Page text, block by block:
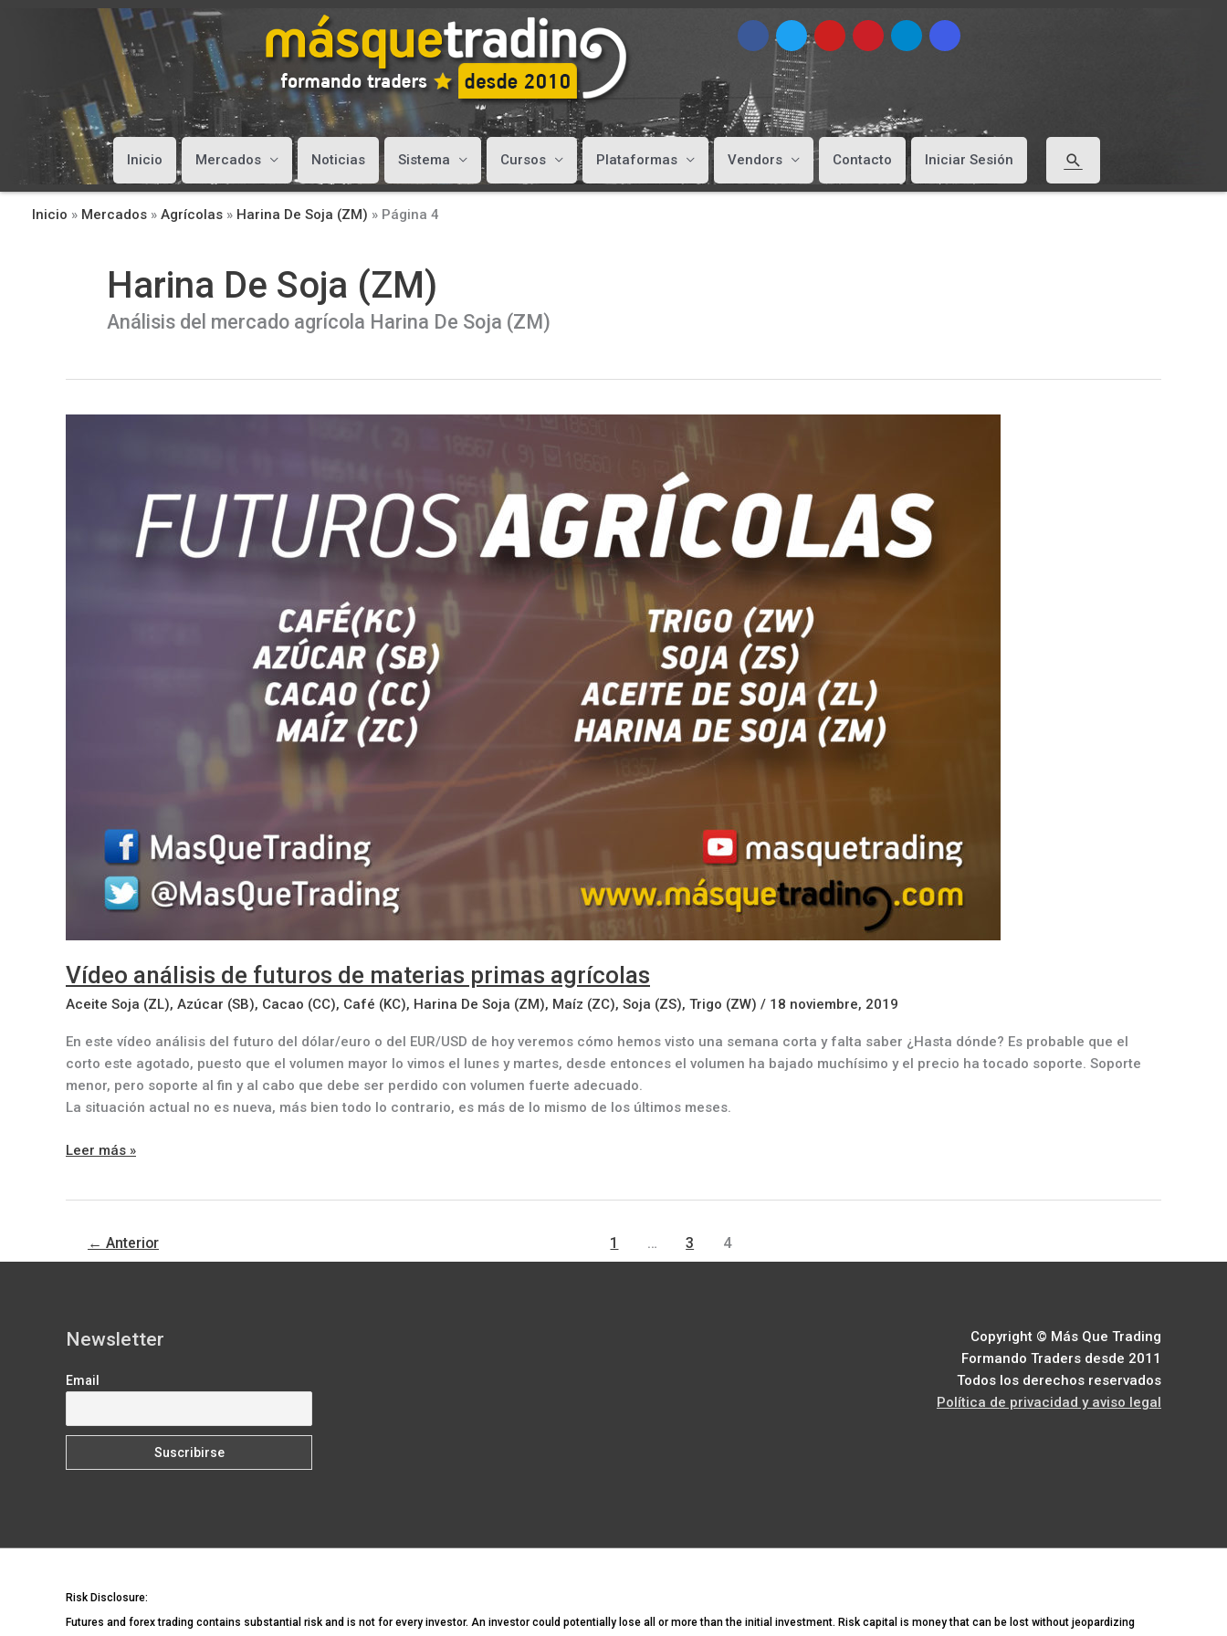
Inicio Mercados Noticias Sistema Cursos Plataformas Vendors Contacto Iniciar Sesión Buscar
Inicio » Mercados » Agrícolas » Harina De Soja (ZM) » Página 4
Harina De Soja (ZM)
Análisis del mercado agrícola Harina De Soja (ZM)
Vídeo análisis de futuros de materias primas agrícolas
Aceite Soja (ZL), Azúcar (SB), Cacao (CC), Café (KC), Harina De Soja (ZM), Maíz (ZC), Soja (ZS), Trigo (ZW) / 18 noviembre, 2019
En este vídeo análisis del futuro del dólar/euro o del EUR/USD de hoy veremos cómo hemos visto una semana corta y falta saber ¿Hasta dónde? Es probable que el
corto este agotado, puesto que el volumen mayor lo vimos el lunes y martes, desde entonces el volumen ha bajado muchísimo y el precio ha tocado soporte. Soporte
menor, pero soporte al fin y al cabo que debe ser perdido con volumen fuerte adecuado.
La situación actual no es nueva, más bien todo lo contrario, es más de lo mismo de los últimos meses.
Vídeo
materias
Leer más »
← Anterior 1 … 3 4
Newsletter
Email
Copyright © Más Que Trading
Formando Traders desde 2011
Todos los derechos reservados
Política de privacidad y aviso legal
Risk Disclosure:
Futures and forex trading contains substantial risk and is not for every investor. An investor could potentially lose all or more than the initial investment. Risk capital is money that can be lost without jeopardizing